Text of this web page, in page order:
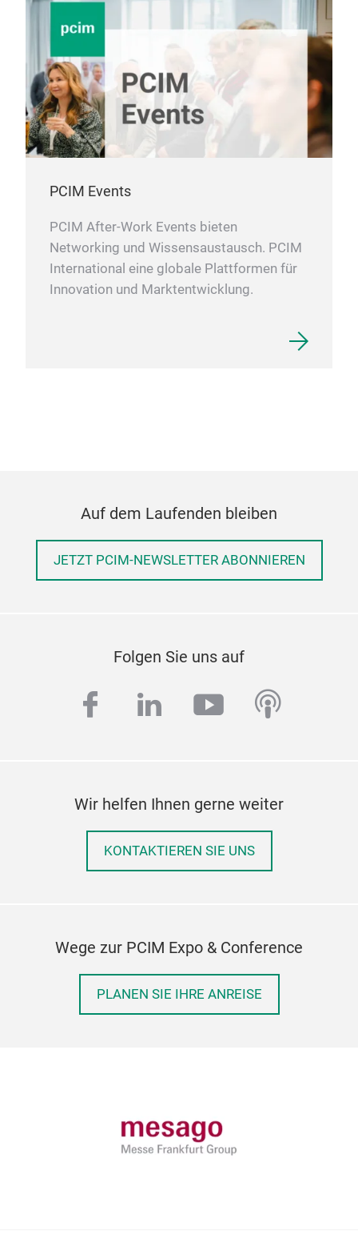
PCIM Events
PCIM After-Work Events bieten
Networking und Wissensaustausch. PCIM
International eine globale Plattformen für
Innovation und Marktentwicklung.
Auf dem Laufenden bleiben
JETZT PCIM-NEWSLETTER ABONNIEREN
Folgen Sie uns auf
facebook
linkedinyoutube
Wir helfen Ihnen gerne weiter
KONTAKTIEREN SIE UNS
Wege zur PCIM Expo & Conference
PLANEN SIE IHRE ANREISE